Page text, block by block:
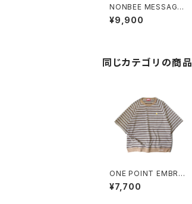
NONBEE MESSAGE
SWEAT “SHOCHU”
navy/off-white
¥9,900
同じカテゴリの商品
ONE POINT EMBROI
DERED “beer” MULT
I BORDER HS SWEA
¥7,700